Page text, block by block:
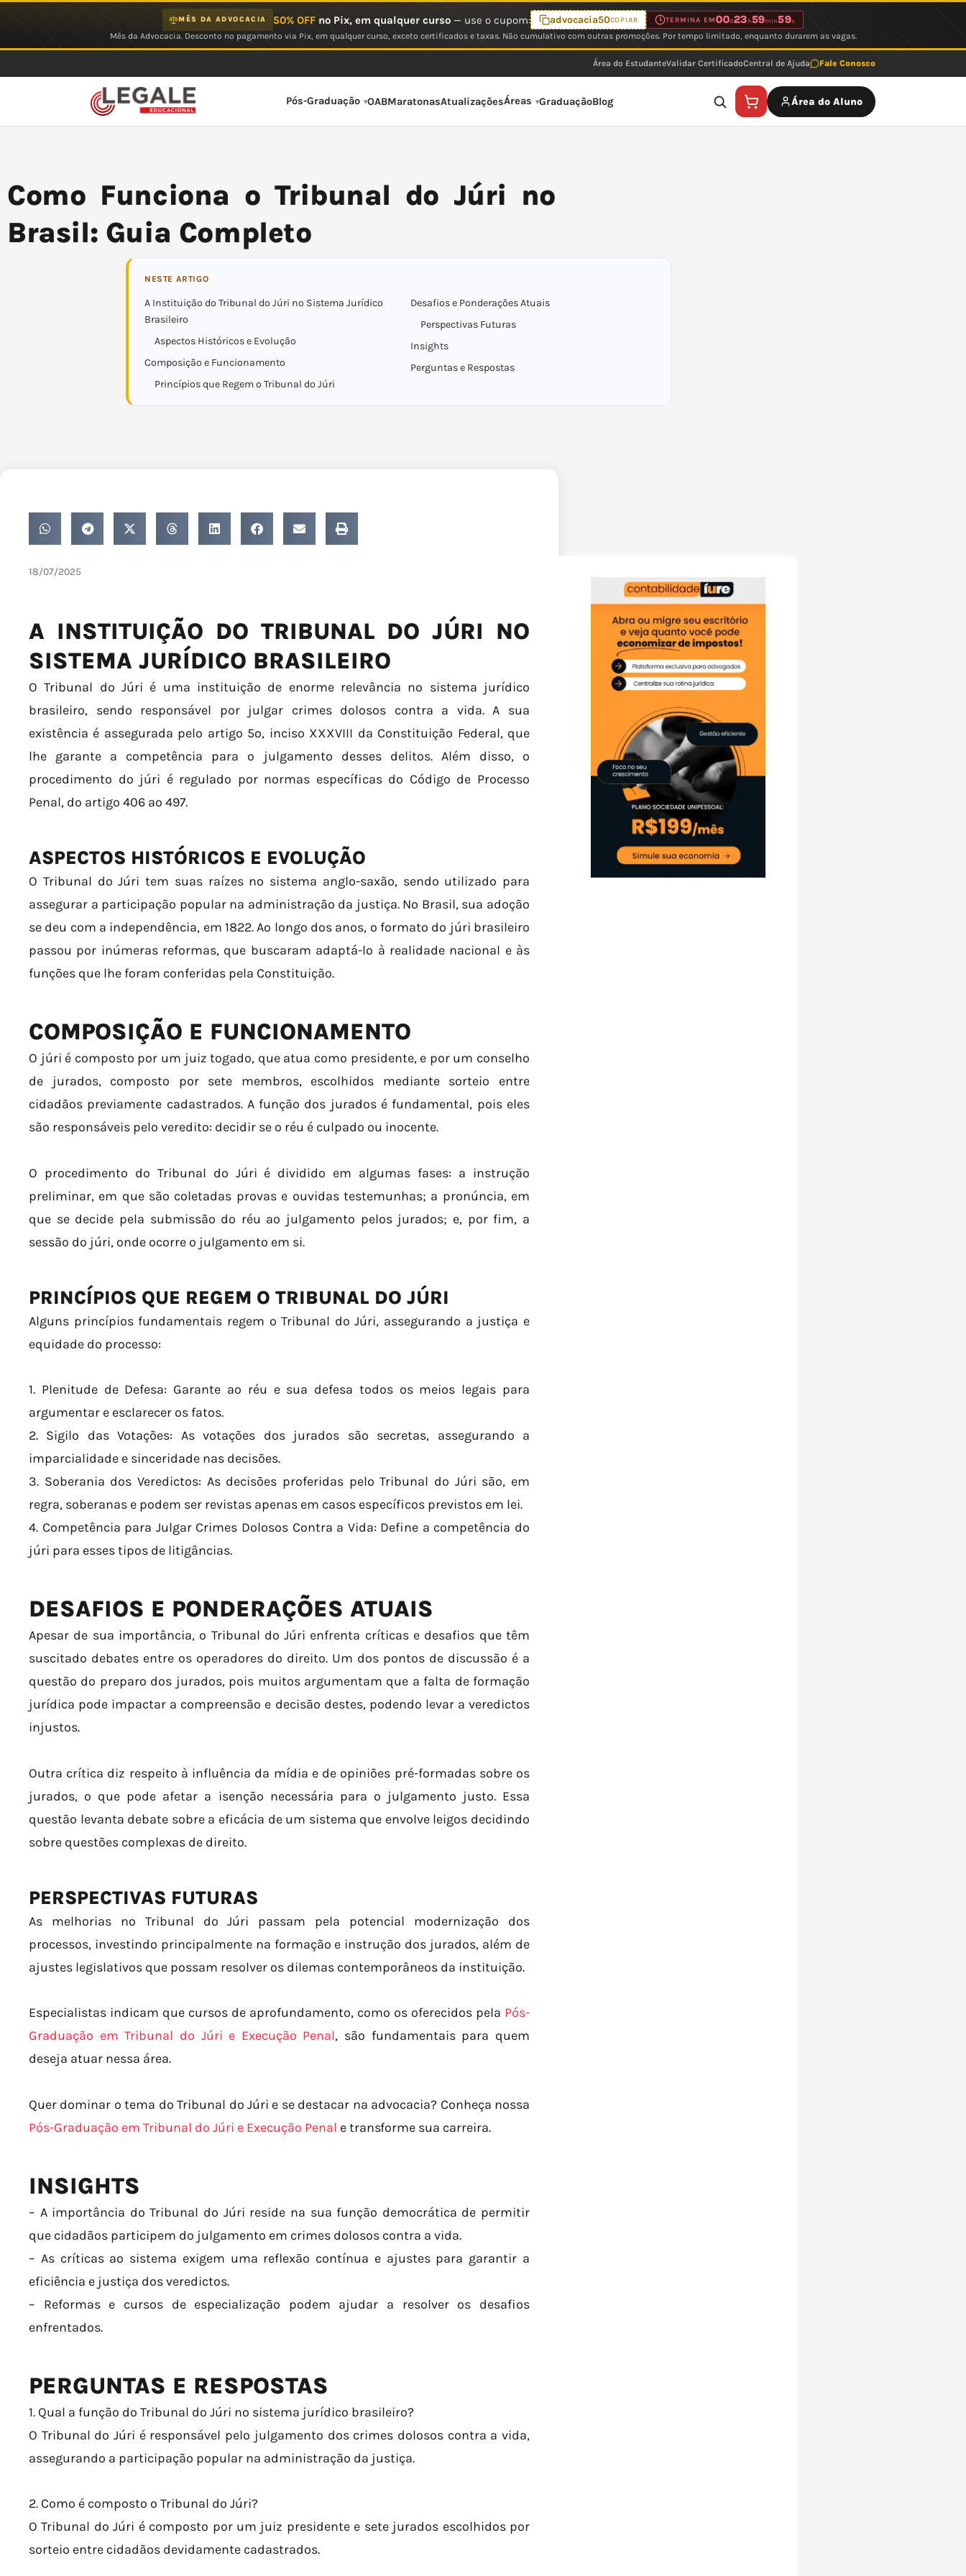
MÊS DA ADVOCACIA 50% OFFno Pix, em qualquer curso— use o cupom: advocacia50COPIAR TERMINA EM00d23 h59min59s
Mês da Advocacia. Desconto no pagamento via Pix, em qualquer curso, exceto certificados e taxas. Não cumulativo com outras promoções. Por tempo limitado, enquanto durarem as vagas.
Área do EstudanteValidar CertificadoCentral de Ajuda Fale Conosco
Pós-Graduação OABMaratonasAtualizaçõesÁreas GraduaçãoBlog Área do Aluno
Como Funciona o Tribunal do Júri no
Brasil: Guia Completo
NESTE ARTIGO
A Instituição do Tribunal do Júri no Sistema Jurídico
Brasileiro
Aspectos Históricos e Evolução
Composição e Funcionamento
Princípios que Regem o Tribunal do Júri
Desafios e Ponderações Atuais
Perspectivas Futuras
Insights
Perguntas e Respostas
18/07/2025
A INSTITUIÇÃO DO TRIBUNAL DO JÚRI NO
SISTEMA JURÍDICO BRASILEIRO
O Tribunal do Júri é uma instituição de enorme relevância no sistema jurídico
brasileiro, sendo responsável por julgar crimes dolosos contra a vida. A sua
existência é assegurada pelo artigo 5º, inciso XXXVIII da Constituição Federal, que
lhe garante a competência para o julgamento desses delitos. Além disso, o
procedimento do júri é regulado por normas específicas do Código de Processo
Penal, do artigo 406 ao 497.
ASPECTOS HISTÓRICOS E EVOLUÇÃO
O Tribunal do Júri tem suas raízes no sistema anglo-saxão, sendo utilizado para
assegurar a participação popular na administração da justiça. No Brasil, sua adoção
se deu com a independência, em 1822. Ao longo dos anos, o formato do júri brasileiro
passou por inúmeras reformas, que buscaram adaptá-lo à realidade nacional e às
funções que lhe foram conferidas pela Constituição.
COMPOSIÇÃO E FUNCIONAMENTO
O júri é composto por um juiz togado, que atua como presidente, e por um conselho
de jurados, composto por sete membros, escolhidos mediante sorteio entre
cidadãos previamente cadastrados. A função dos jurados é fundamental, pois eles
são responsáveis pelo veredito: decidir se o réu é culpado ou inocente.
O procedimento do Tribunal do Júri é dividido em algumas fases: a instrução
preliminar, em que são coletadas provas e ouvidas testemunhas; a pronúncia, em
que se decide pela submissão do réu ao julgamento pelos jurados; e, por fim, a
sessão do júri, onde ocorre o julgamento em si.
PRINCÍPIOS QUE REGEM O TRIBUNAL DO JÚRI
Alguns princípios fundamentais regem o Tribunal do Júri, assegurando a justiça e
equidade do processo:
1. Plenitude de Defesa: Garante ao réu e sua defesa todos os meios legais para
argumentar e esclarecer os fatos.
2. Sigilo das Votações: As votações dos jurados são secretas, assegurando a
imparcialidade e sinceridade nas decisões.
3. Soberania dos Veredictos: As decisões proferidas pelo Tribunal do Júri são, em
regra, soberanas e podem ser revistas apenas em casos específicos previstos em lei.
4. Competência para Julgar Crimes Dolosos Contra a Vida: Define a competência do
júri para esses tipos de litigâncias.
DESAFIOS E PONDERAÇÕES ATUAIS
Apesar de sua importância, o Tribunal do Júri enfrenta críticas e desafios que têm
suscitado debates entre os operadores do direito. Um dos pontos de discussão é a
questão do preparo dos jurados, pois muitos argumentam que a falta de formação
jurídica pode impactar a compreensão e decisão destes, podendo levar a veredictos
injustos.
Outra crítica diz respeito à influência da mídia e de opiniões pré-formadas sobre os
jurados, o que pode afetar a isenção necessária para o julgamento justo. Essa
questão levanta debate sobre a eficácia de um sistema que envolve leigos decidindo
sobre questões complexas de direito.
PERSPECTIVAS FUTURAS
As melhorias no Tribunal do Júri passam pela potencial modernização dos
processos, investindo principalmente na formação e instrução dos jurados, além de
ajustes legislativos que possam resolver os dilemas contemporâneos da instituição.
Especialistas indicam que cursos de aprofundamento, como os oferecidos pela Pós-
Graduação em Tribunal do Júri e Execução Penal, são fundamentais para quem
deseja atuar nessa área.
Quer dominar o tema do Tribunal do Júri e se destacar na advocacia? Conheça nossa
Pós-Graduação em Tribunal do Júri e Execução Penal e transforme sua carreira.
INSIGHTS
– A importância do Tribunal do Júri reside na sua função democrática de permitir
que cidadãos participem do julgamento em crimes dolosos contra a vida.
– As críticas ao sistema exigem uma reflexão contínua e ajustes para garantir a
eficiência e justiça dos veredictos.
– Reformas e cursos de especialização podem ajudar a resolver os desafios
enfrentados.
PERGUNTAS E RESPOSTAS
1. Qual a função do Tribunal do Júri no sistema jurídico brasileiro?
O Tribunal do Júri é responsável pelo julgamento dos crimes dolosos contra a vida,
assegurando a participação popular na administração da justiça.
2. Como é composto o Tribunal do Júri?
O Tribunal do Júri é composto por um juiz presidente e sete jurados escolhidos por
sorteio entre cidadãos devidamente cadastrados.